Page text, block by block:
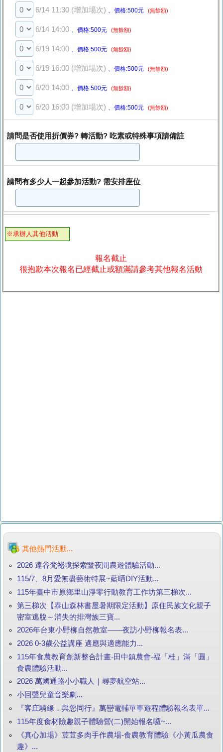
6/14 11:30 (增加場次) 、價格:500元 (無餘額)
6/14 14:00 、價格:500元 (無餘額)
6/19 14:00 、價格:500元 (無餘額)
6/19 16:00 (增加場次) 、價格:500元 (無餘額)
6/20 14:00 、價格:500元 (無餘額)
6/20 16:00 (增加場次) 、價格:500元 (無餘額)
請問是否使用折價券? 轉活動? 吃素或特殊事項請備註
請問有多少人一起參加活動? 需安排座位
※承辦人其他活動
報名截止
很抱歉本次報名已經截止或額滿請參考其他報名活動
其他熱門活動...
2026 達谷梵祕境探索暨夜間農遊體驗活動...
115/7、8月愛無盡藝術特展~藍晒DIY活動...
115年臺中市原鄉里山淨零行動教育工作坊第三梯次...
第三梯次【泰山森林書屋暑期限定活動】原住民族文化親子
密室逃脫～消失的排灣族三寶...
2026年台東小野柳自然教室——夜訪小野柳報名表...
2026 0-3歲公益講座 適應與適應能力...
115年食農教育創新整合計畫-田中鎮農會-福「桂」滿「圓」
食農體驗活動...
2026 萬國通路小小職人｜尋夢航空站...
小回聲兒童音樂劇...
『客庄騎緣．與您同行』萬巒電輔單車遊程體驗報名表單...
115年度食材險趣親子體驗營(二)開始報名囉~...
《真心加場》荳荳多肉手作農場-食農教育體驗《小黃瓜農食
趣》...